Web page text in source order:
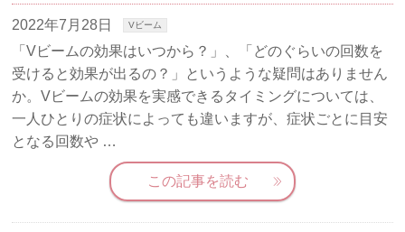
2022年7月28日 Vビーム
「Vビームの効果はいつから？」、「どのぐらいの回数を
受けると効果が出るの？」というような疑問はありません
か。Vビームの効果を実感できるタイミングについては、
一人ひとりの症状によっても違いますが、症状ごとに目安
となる回数や …
この記事を読む